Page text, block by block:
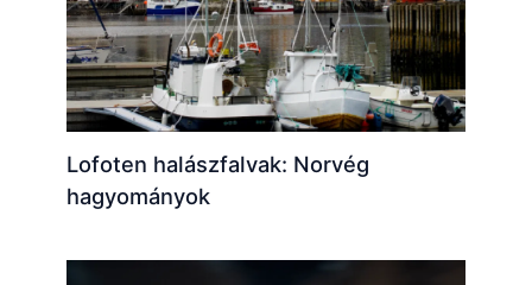
Lofoten halászfalvak: Norvég
hagyományok